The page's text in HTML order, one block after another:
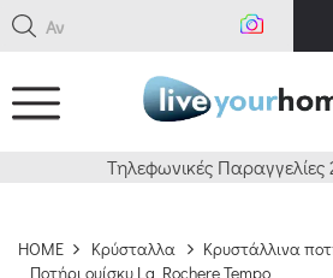
Αναζή
Τηλεφωνικές Παραγγελίες
HOME Κρύσταλλα
Κρυστάλλινα
Ποτήρι ουίσκυ La Rochere Tempo